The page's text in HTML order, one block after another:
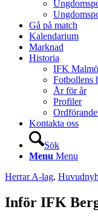
Gå på match
Kalendarium
Marknad
Historia
IFK
Fotbollens
År för år
Profiler
Kontakta oss
Sök
Menu Menu
Herrar A-lag,
Inför IFK